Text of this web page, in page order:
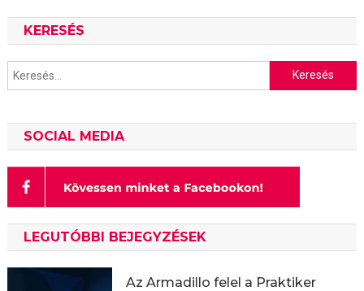
KERESÉS
Keresés:
SOCIAL MEDIA
LEGUTÓBBI BEJEGYZÉSEK
Az Armadillo felel a Praktiker